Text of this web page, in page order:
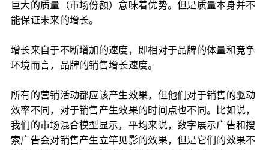
巨大的质量（市场份额）意味着优势。但是质量本身并不
能保证未来的增长。
增长来自于不断增加的速度，即相对于品牌的体量和竞争
环境而言，品牌的销售增长速度。
所有的营销活动都应该产生效果，但他们对于销售的驱动
效率不同，对于销售产生效果的时间点也不同。比如说，
我们的市场混合模型显示，平均来说，数字展示广告和搜
索广告会对销售产生立竿见影的效果，但是它们的效果不